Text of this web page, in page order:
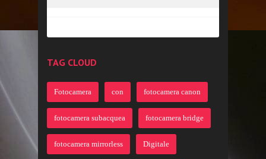
TAG CLOUD
Fotocamera con fotocamera canon
fotocamera subacquea fotocamera bridge
fotocamera mirrorless Digitale